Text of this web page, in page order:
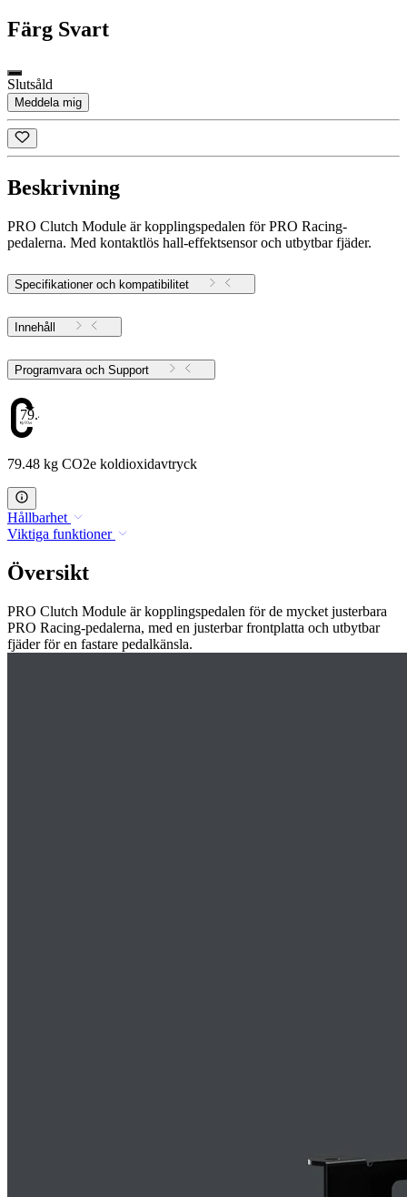
Färg Svart
Slutsåld
Meddela mig
Beskrivning
PRO Clutch Module är kopplingspedalen för PRO Racing-
pedalerna. Med kontaktlös hall-effektsensor och utbytbar fjäder.
Specifikationer och kompatibilitet
Innehåll
Programvara och Support
79.48
79.48 kg CO2e koldioxidavtryck
Hållbarhet
Viktiga funktioner
Översikt
PRO Clutch Module är kopplingspedalen för de mycket justerbara
PRO Racing-pedalerna, med en justerbar frontplatta och utbytbar
fjäder för en fastare pedalkänsla.